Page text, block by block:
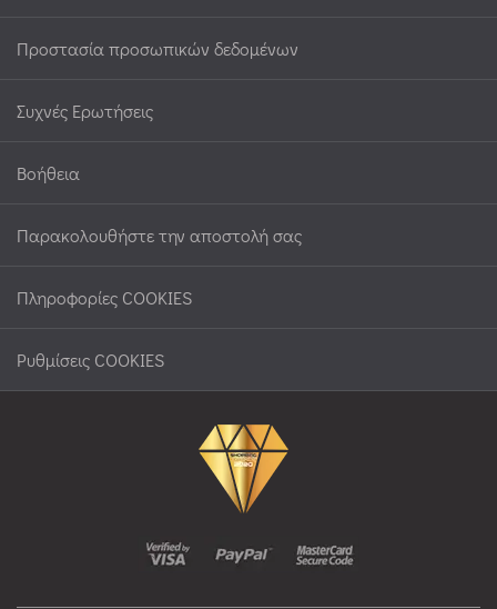
Προστασία προσωπικών δεδομένων
Συχνές Ερωτήσεις
Βοήθεια
Παρακολουθήστε την αποστολή σας
Πληροφορίες COOKIES
Ρυθμίσεις COOKIES